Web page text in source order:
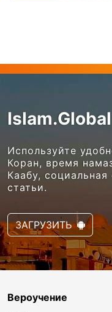
Используйте
Коран, время
Каабу,
статьи.
ЗАГРУЗИТЬ
Вероучение